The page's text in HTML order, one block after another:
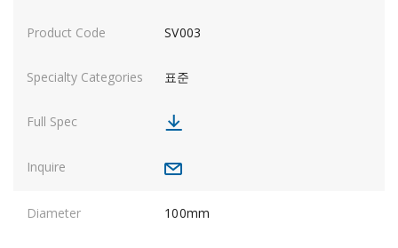
SV003
표준
100mm